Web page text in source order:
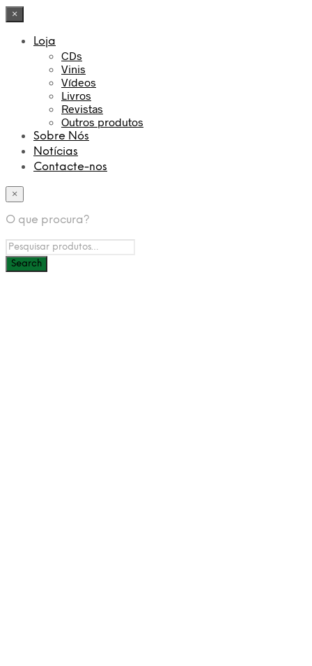
×
Loja
CDs
Vinis
Vídeos
Livros
Revistas
Outros produtos
Sobre Nós
Notícias
Contacte-nos
×
O que procura?